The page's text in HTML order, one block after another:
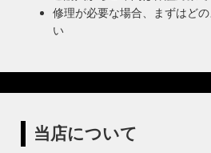
修理が必要な場合、まずはど
い
当店について